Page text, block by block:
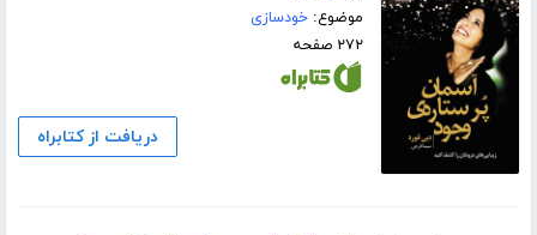
موضوع:خودسازی
۲۷۲ صفحه
دریافت از کتابراه